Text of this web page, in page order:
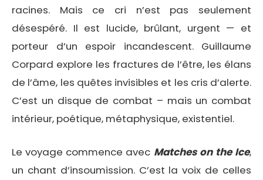
racines. Mais ce cri n’est pas seulement
désespéré. Il est lucide, brûlant, urgent — et
porteur d’un espoir incandescent. Guillaume
Corpard explore les fractures de l’être, les élans
de l’âme, les quêtes invisibles et les cris d’alerte.
C’est un disque de combat – mais un combat
intérieur, poétique, métaphysique, existentiel.
Le voyage commence avec Matches on the Ice,
un chant d’insoumission. C’est la voix de celles